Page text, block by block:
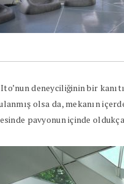
deneyciliğinin bir
olsa da, mekanın
pavyonun içinde